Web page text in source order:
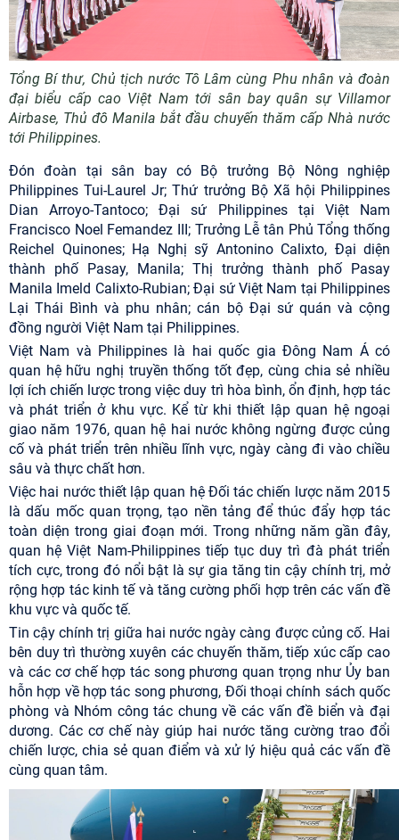
Tổng Bí thư, Chủ tịch nước Tô Lâm cùng Phu nhân và đoàn
đại biểu cấp cao Việt Nam tới sân bay quân sự Villamor
Airbase, Thủ đô Manila bắt đầu chuyến thăm cấp Nhà nước
tới Philippines.
Đón đoàn tại sân bay có Bộ trưởng Bộ Nông nghiệp
Philippines Tui-Laurel Jr; Thứ trưởng Bộ Xã hội Philippines
Dian Arroyo-Tantoco; Đại sứ Philippines tại Việt Nam
Francisco Noel Femandez III; Trưởng Lễ tân Phủ Tổng thống
Reichel Quinones; Hạ Nghị sỹ Antonino Calixto, Đại diện
thành phố Pasay, Manila; Thị trưởng thành phố Pasay
Manila Imeld Calixto-Rubian; Đại sứ Việt Nam tại Philippines
Lại Thái Bình và phu nhân; cán bộ Đại sứ quán và cộng
đồng người Việt Nam tại Philippines.
Việt Nam và Philippines là hai quốc gia Đông Nam Á có
quan hệ hữu nghị truyền thống tốt đẹp, cùng chia sẻ nhiều
lợi ích chiến lược trong việc duy trì hòa bình, ổn định, hợp tác
và phát triển ở khu vực. Kể từ khi thiết lập quan hệ ngoại
giao năm 1976, quan hệ hai nước không ngừng được củng
cố và phát triển trên nhiều lĩnh vực, ngày càng đi vào chiều
sâu và thực chất hơn.
Việc hai nước thiết lập quan hệ Đối tác chiến lược năm 2015
là dấu mốc quan trọng, tạo nền tảng để thúc đẩy hợp tác
toàn diện trong giai đoạn mới. Trong những năm gần đây,
quan hệ Việt Nam-Philippines tiếp tục duy trì đà phát triển
tích cực, trong đó nổi bật là sự gia tăng tin cậy chính trị, mở
rộng hợp tác kinh tế và tăng cường phối hợp trên các vấn đề
khu vực và quốc tế.
Tin cậy chính trị giữa hai nước ngày càng được củng cố. Hai
bên duy trì thường xuyên các chuyến thăm, tiếp xúc cấp cao
và các cơ chế hợp tác song phương quan trọng như Ủy ban
hỗn hợp về hợp tác song phương, Đối thoại chính sách quốc
phòng và Nhóm công tác chung về các vấn đề biển và đại
dương. Các cơ chế này giúp hai nước tăng cường trao đổi
chiến lược, chia sẻ quan điểm và xử lý hiệu quả các vấn đề
cùng quan tâm.